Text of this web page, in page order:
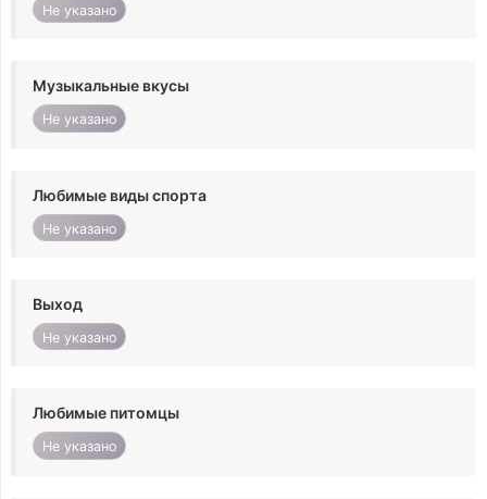
Не указано
Музыкальные вкусы
Не указано
Любимые виды спорта
Не указано
Выход
Не указано
Любимые питомцы
Не указано